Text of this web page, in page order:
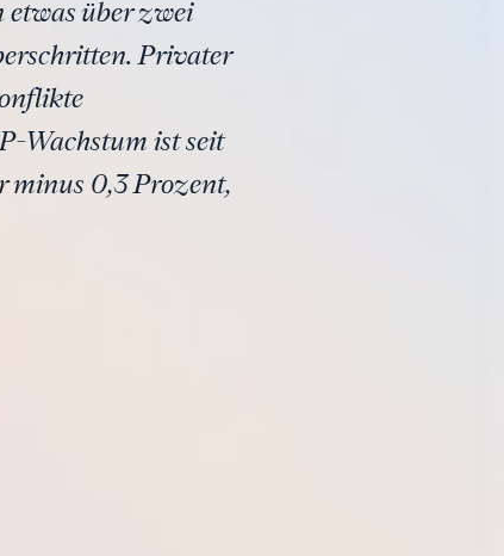
über zwei
Privater
Wachstum ist seit
minus 0,3 Prozent,